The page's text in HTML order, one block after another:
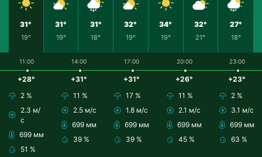
31°
19°
31°
19°
31°
18°
32°
19°
34°
19°
32°
21°
27°
18°
11:00
+28°
2 %
2.3 м/
с
699 мм
51 %
14:00
+31°
11 %
2.5 м/с
699 мм
39 %
17:00
+31°
17 %
1.8 м/с
699 мм
39 %
20:00
+26°
11 %
2.1 м/с
699 мм
45 %
23:00
+23°
2 %
3.1 м/с
699 мм
63 %